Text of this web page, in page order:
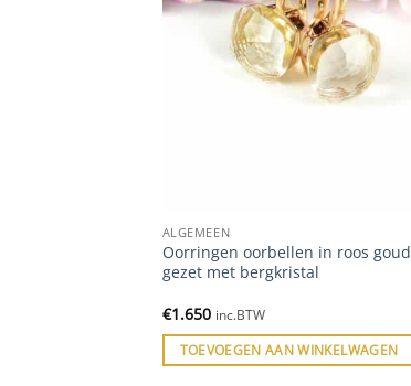
ALGEMEEN
Oorringen oorbellen in roos goud
gezet met bergkristal
€1.650 inc.BTW
TOEVOEGEN AAN WINKELWAGEN